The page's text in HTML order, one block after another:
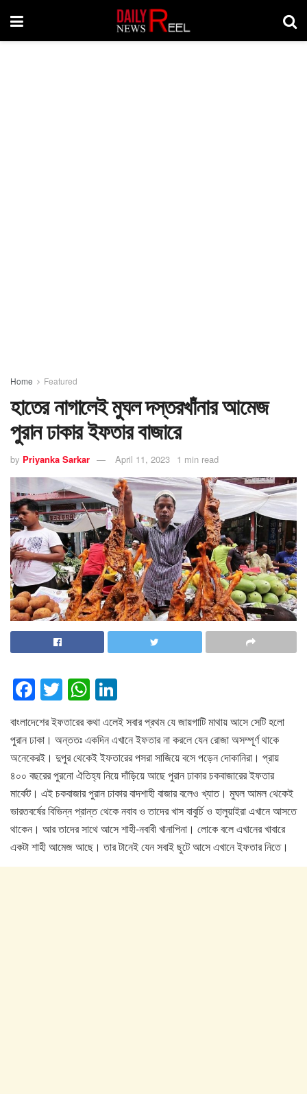
Home Featured
হাতের নাগালেই মুঘল দস্তরখাঁনার আমেজ
পুরান ঢাকার ইফতার বাজারে
by Priyanka Sarkar April 11, 2023 1 min read
F
a
c
e
b
o
o
k
T
wi
tt
er
W
h
at
s
A
p
p
n
k
e
dI
n
বাংলাদেশের ইফতারের কথা এলেই সবার প্রথম যে জায়গাটি মাথায় আসে সেটি হলো
পুরান ঢাকা। অন্ততঃ একদিন এখানে ইফতার না করলে যেন রোজা অসম্পূর্ণ থাকে
অনেকেরই। দুপুর থেকেই ইফতারের পসরা সাজিয়ে বসে পড়েন দোকানিরা। প্রায়
৪০০ বছরের পুরনো ঐতিহ্য নিয়ে দাঁড়িয়ে আছে পুরান ঢাকার চকবাজারের ইফতার
মার্কেট। এই চকবাজার পুরান ঢাকার বাদশাহী বাজার বলেও খ্যাত। মুঘল আমল থেকেই
ভারতবর্ষের বিভিন্ন প্রান্ত থেকে নবাব ও তাদের খাস বাবুর্চি ও হালুয়াইরা এখানে আসতে
থাকেন। আর তাদের সাথে আসে শাহী-নবাবী খানাপিনা। লোকে বলে এখানের খাবারে
একটা শাহী আমেজ আছে। তার টানেই যেন সবাই ছুটে আসে এখানে ইফতার নিতে।